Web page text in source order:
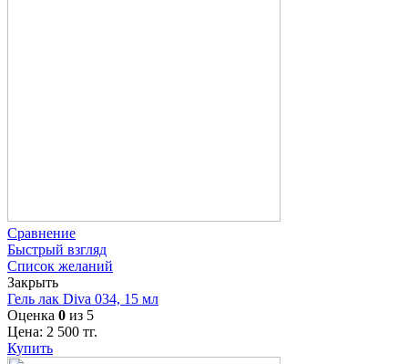
Сравнение
Быстрый взгляд
Список желаний
Закрыть
Гель лак Diva 034, 15 мл
Оценка 0 из 5
Цена: 2 500 тг.
Купить